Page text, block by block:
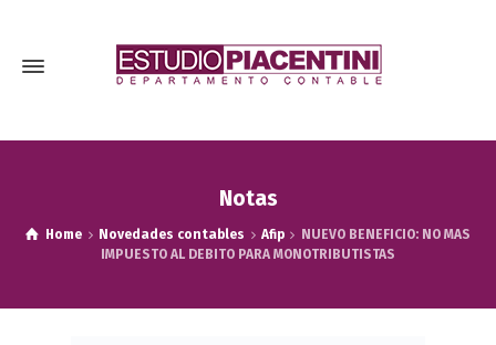
Notas
Home Novedades contables Afip
NUEVO BENEFICIO: NO MAS
IMPUESTO AL DEBITO PARA MONOTRIBUTISTAS